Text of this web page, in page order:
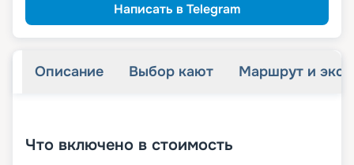
Написать в Telegram
Описание Выбор кают Маршрут и
Что включено в стоимость